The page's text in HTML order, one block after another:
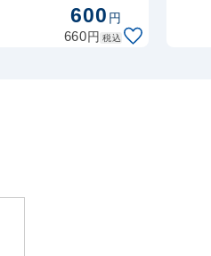
600円
660円 税込